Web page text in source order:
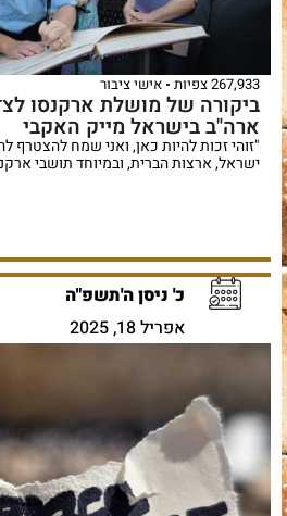
267,933 צפיות אישי ציבור
ביקורה של מושלת ארקנסו
ארה"ב בישראל מייק האקבי
"זוהי זכות להיות כאן, ואני שמח להצטרף
ישראל, ארצות הברית, ובמיוחד תושבי
כ' ניסן ה'תשפ"ה
אפריל 18, 2025